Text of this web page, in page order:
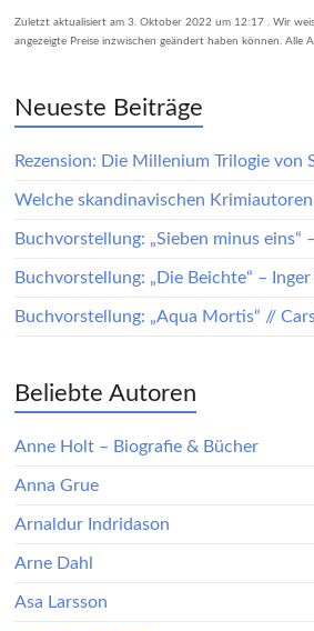
Zuletzt aktualisiert am 3. Oktober 2022 um 12:17 . Wir
angezeigte Preise inzwischen geändert haben können. Alle
Neueste Beiträge
Rezension: Die Millenium Trilogie von
Welche skandinavischen
Buchvorstellung: „Sieben minus eins“
Buchvorstellung: „Die Beichte“ –
Buchvorstellung: „Aqua Mortis“ //
Beliebte Autoren
Anne Holt – Biografie & Bücher
Anna Grue
Arnaldur Indridason
Arne Dahl
Asa Larsson